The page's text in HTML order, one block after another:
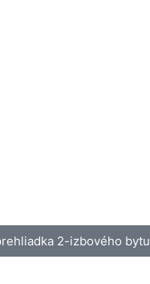
2-izbového bytu